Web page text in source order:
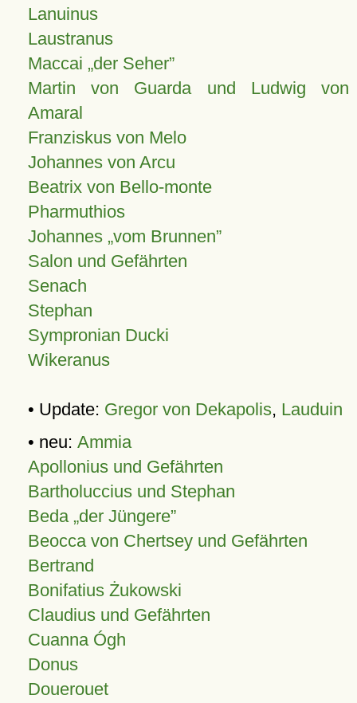
Lanuinus
Laustranus
Maccai „der Seher”
Martin von Guarda und Ludwig von
Amaral
Franziskus von Melo
Johannes von Arcu
Beatrix von Bello-monte
Pharmuthios
Johannes vom Brunnen
Salon und Gefährten
Senach
Stephan
Sympronian Ducki
Wikeranus
• Update: Gregor von Dekapolis, Lauduin
• neu: Ammia
Apollonius und Gefährten
Bartholuccius und Stephan
Beda „der Jüngere”
Beocca von Chertsey und Gefährten
Bertrand
Bonifatius Żukowski
Claudius und Gefährten
Cuanna Ógh
Donus
Douerouet